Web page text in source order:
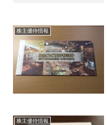
株主優待情報
株主優待情報